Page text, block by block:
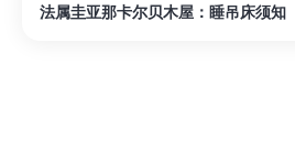
法属圭亚那卡尔贝木屋：睡吊床须知